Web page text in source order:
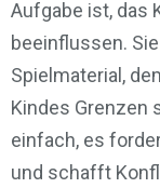
Aufgabe ist, das
beeinflussen.
Spielmaterial,
Kindes Grenzen
einfach, es
und schafft